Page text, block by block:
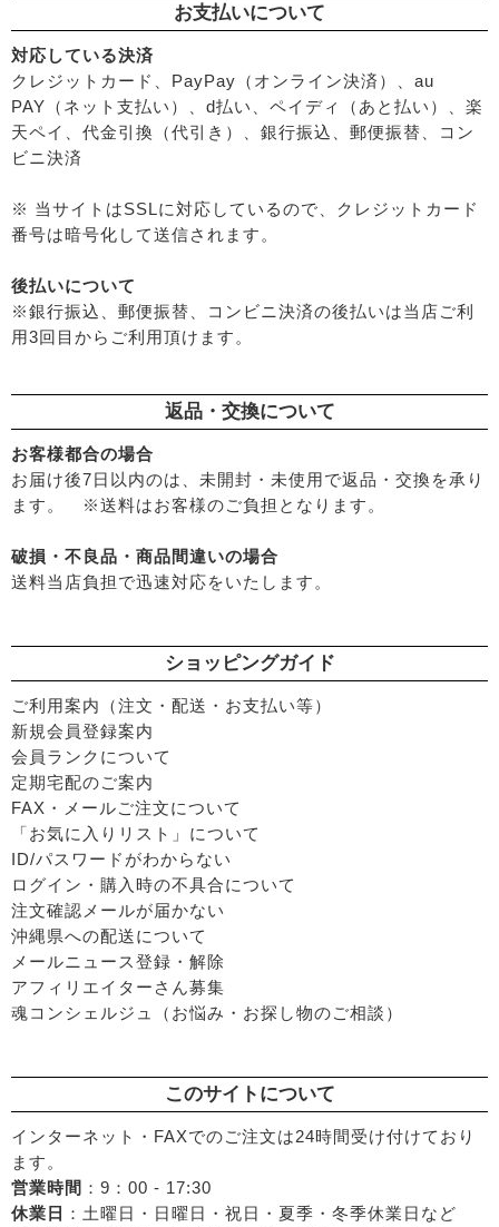
お支払いについて
対応している決済
クレジットカード、PayPay（オンライン決済）、au
PAY（ネット支払い）、d払い、ペイディ（あと払い）、楽
天ペイ、代金引換（代引き）、銀行振込、郵便振替、コン
ビニ決済
※ 当サイトはSSLに対応しているので、クレジットカード
番号は暗号化して送信されます。
後払いについて
※銀行振込、郵便振替、コンビニ決済の後払いは当店ご利
用3回目からご利用頂けます。
返品・交換について
お客様都合の場合
お届け後7日以内のは、未開封・未使用で返品・交換を承り
ます。 ※送料はお客様のご負担となります。
破損・不良品・商品間違いの場合
送料当店負担で迅速対応をいたします。
ショッピングガイド
ご利用案内（注文・配送・お支払い等）
新規会員登録案内
会員ランクについて
定期宅配のご案内
FAX・メールご注文について
「お気に入りリスト」について
ID/パスワードがわからない
ログイン・購入時の不具合について
注文確認メールが届かない
沖縄県への配送について
メールニュース登録・解除
アフィリエイターさん募集
魂コンシェルジュ（お悩み・お探し物のご相談）
このサイトについて
インターネット・FAXでのご注文は24時間受け付けており
ます。
営業時間 ：9：00 - 17:30
休業日 ：土曜日・日曜日・祝日・夏季・冬季休業日など